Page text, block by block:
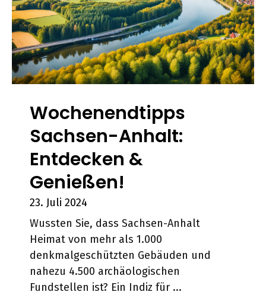
Wochenendtipps
Sachsen-Anhalt:
Entdecken &
Genießen!
23. Juli 2024
Wussten Sie, dass Sachsen-Anhalt
Heimat von mehr als 1.000
denkmalgeschützten Gebäuden und
nahezu 4.500 archäologischen
Fundstellen ist? Ein Indiz für ...